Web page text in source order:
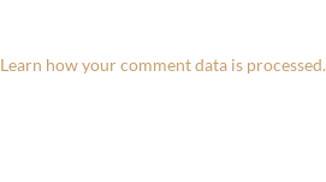
Learn how your comment data is processed.